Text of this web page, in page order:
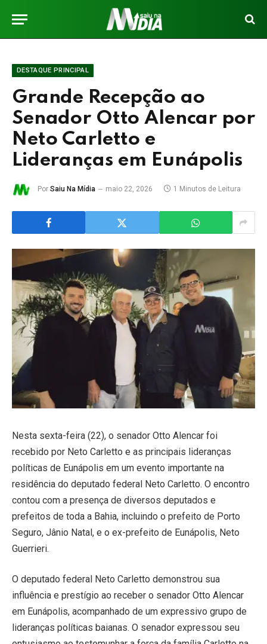
DESTAQUE PRINCIPAL
Grande Recepção ao
Senador Otto Alencar por
Neto Carletto e
Lideranças em Eunápolis
Por Saiu Na Mídia maio 22, 2026 1 Minutos de Leitura
Nesta sexta-feira (22), o senador Otto Alencar foi
recebido por Neto Carletto e as principais lideranças
políticas de Eunápolis em um evento importante na
residência do deputado federal Neto Carletto. O encontro
contou com a presença de diversos deputados e
prefeitos de toda a Bahia, incluindo o prefeito de Porto
Seguro, Jânio Natal, e o ex-prefeito de Eunápolis, Neto
Guerrieri.
O deputado federal Neto Carletto demonstrou sua
influência e prestígio ao receber o senador Otto Alencar
em Eunápolis, acompanhado de um expressivo grupo de
lideranças políticas baianas. O senador expressou seu